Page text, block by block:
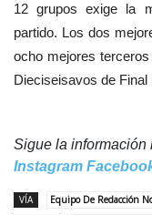
12 grupos exige la
partido. Los dos
ocho mejores
Dieciseisavos de
Sigue la información
Instagram
VÍA
Equipo De Redacción